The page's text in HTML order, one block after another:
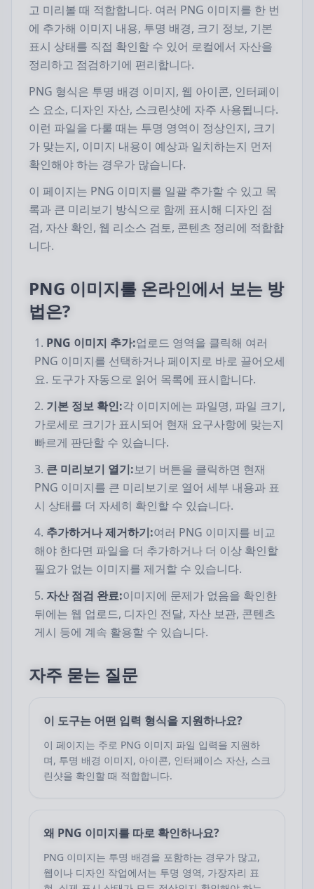
고 미리볼 때 적합합니다. 여러 PNG 이미지를 한 번
에 추가해 이미지 내용, 투명 배경, 크기 정보, 기본
표시 상태를 직접 확인할 수 있어 로컬에서 자산을
정리하고 점검하기에 편리합니다.
PNG 형식은 투명 배경 이미지, 웹 아이콘, 인터페이
스 요소, 디자인 자산, 스크린샷에 자주 사용됩니다.
이런 파일을 다룰 때는 투명 영역이 정상인지, 크기
가 맞는지, 이미지 내용이 예상과 일치하는지 먼저
확인해야 하는 경우가 많습니다.
이 페이지는 PNG 이미지를 일괄 추가할 수 있고 목
록과 큰 미리보기 방식으로 함께 표시해 디자인 점
검, 자산 확인, 웹 리소스 검토, 콘텐츠 정리에 적합합
니다.
PNG 이미지를 온라인에서 보는 방
법은?
PNG 이미지 추가:업로드 영역을 클릭해 여러
PNG 이미지를 선택하거나 페이지로 바로 끌어오세
요. 도구가 자동으로 읽어 목록에 표시합니다.
기본 정보 확인:각 이미지에는 파일명, 파일 크기,
가로세로 크기가 표시되어 현재 요구사항에 맞는지
빠르게 판단할 수 있습니다.
큰 미리보기 열기:보기 버튼을 클릭하면 현재
PNG 이미지를 큰 미리보기로 열어 세부 내용과 표
시 상태를 더 자세히 확인할 수 있습니다.
추가하거나 제거하기:여러 PNG 이미지를 비교
해야 한다면 파일을 더 추가하거나 더 이상 확인할
필요가 없는 이미지를 제거할 수 있습니다.
자산 점검 완료:이미지에 문제가 없음을 확인한
뒤에는 웹 업로드, 디자인 전달, 자산 보관, 콘텐츠
게시 등에 계속 활용할 수 있습니다.
자주 묻는 질문
이 도구는 어떤 입력 형식을 지원하나요?
이 페이지는 주로 PNG 이미지 파일 입력을 지원하
며, 투명 배경 이미지, 아이콘, 인터페이스 자산, 스크
린샷을 확인할 때 적합합니다.
왜 PNG 이미지를 따로 확인하나요?
PNG 이미지는 투명 배경을 포함하는 경우가 많고,
웹이나 디자인 작업에서는 투명 영역, 가장자리 표